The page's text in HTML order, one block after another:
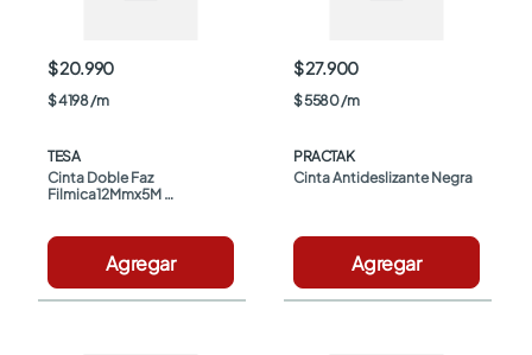
$ 20.990
$4198/m
TESA
Cinta Doble Faz
Filmica12Mmx5M
Agregar
$ 27.900
$5580/m
PRACTAK
Cinta Antideslizante Negra
Agregar